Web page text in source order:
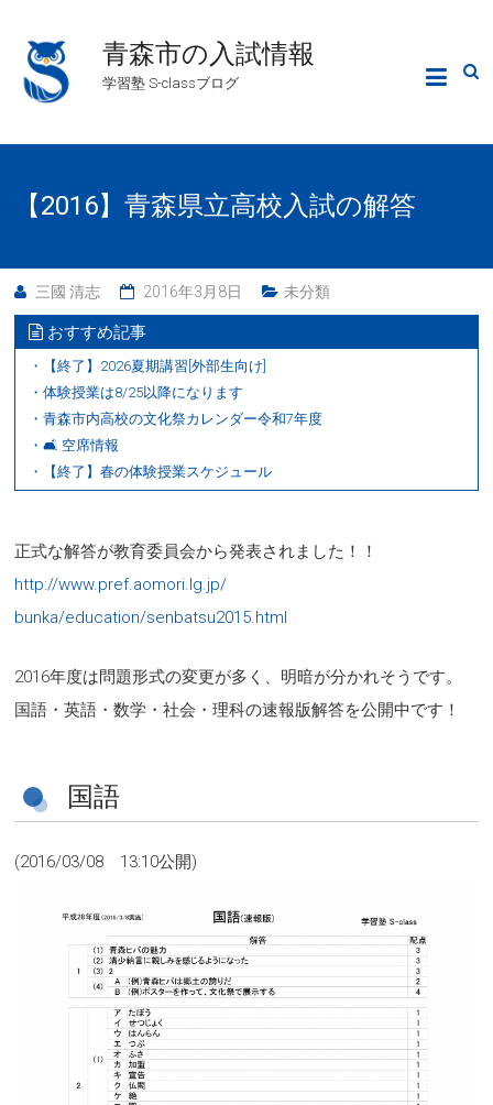
青森市の入試情報
学習塾 S-classブログ
【2016】青森県立高校入試の解答
三國 清志 2016年3月8日 未分類
おすすめ記事
・【終了】2026夏期講習[外部生向け]
・体験授業は8/25以降になります
・青森市内高校の文化祭カレンダー令和7年度
・🛋 空席情報
・【終了】春の体験授業スケジュール
正式な解答が教育委員会から発表されました！！
http://www.pref.aomori.lg.jp/
bunka/education/senbatsu2015.html
2016年度は問題形式の変更が多く、明暗が分かれそうです。
国語・英語・数学・社会・理科の速報版解答を公開中です！
国語
(2016/03/08 13:10公開)